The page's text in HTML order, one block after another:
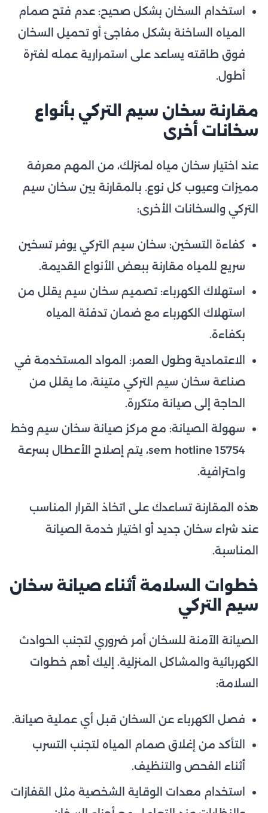
استخدام السخان بشكل صحيح: عدم فتح صمام
المياه الساخنة بشكل مفاجئ أو تحميل السخان
فوق طاقته يساعد على استمرارية عمله لفترة
أطول.
مقارنة سخان سيم التركي بأنواع
سخانات أخرى
عند اختيار سخان مياه لمنزلك، من المهم معرفة
مميزات وعيوب كل نوع. بالمقارنة بين سخان سيم
التركي والسخانات الأخرى:
كفاءة التسخين: سخان سيم التركي يوفر تسخين
سريع للمياه مقارنة ببعض الأنواع القديمة.
استهلاك الكهرباء: تصميم سخان سيم يقلل من
استهلاك الكهرباء مع ضمان تدفئة المياه
بكفاءة.
الاعتمادية وطول العمر: المواد المستخدمة في
صناعة سخان سيم التركي متينة، ما يقلل من
الحاجة إلى صيانة متكررة.
سهولة الصيانة: مع مركز صيانة سخان سيم وخط
sem hotline 15754، يتم إصلاح الأعطال بسرعة
واحترافية.
هذه المقارنة تساعدك على اتخاذ القرار المناسب
عند شراء سخان جديد أو اختيار خدمة الصيانة
المناسبة.
خطوات السلامة أثناء صيانة سخان
سيم التركي
الصيانة الآمنة للسخان أمر ضروري لتجنب الحوادث
الكهربائية والمشاكل المنزلية. إليك أهم خطوات
السلامة:
فصل الكهرباء عن السخان قبل أي عملية صيانة.
التأكد من إغلاق صمام المياه لتجنب التسرب
أثناء الفحص والتنظيف.
استخدام معدات الوقاية الشخصية مثل القفازات